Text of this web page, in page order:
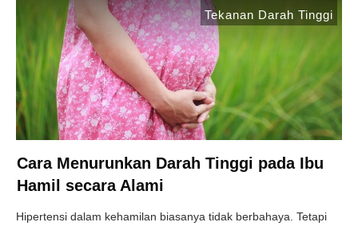
Tekanan Darah Tinggi
Cara Menurunkan Darah Tinggi pada Ibu
Hamil secara Alami
Hipertensi dalam kehamilan biasanya tidak berbahaya. Tetapi